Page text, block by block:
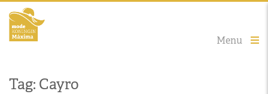
Menu
Tag: Cayro